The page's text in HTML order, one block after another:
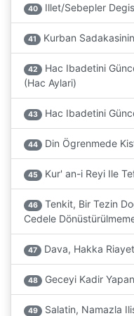
40 Illet/Sebepler
41 Kurban
42
Hac Ibadetini
(Hac Aylari)
43 Hac Ibadetini
44 Din Ögrenmede
45 Kur' an-i Reyi Ile
46
Tenkit, Bir Tezin
Cedele
47 Dava, Hakka
48 Geceyi Kadir
49 Salatin, Namazla